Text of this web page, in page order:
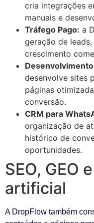
cria integrações
manuais e
Tráfego Pago: a
geração de
crescimento
desenvolve sites
páginas
conversão.
CRM para
organização de
histórico de
oportunidades.
SEO, GEO
artificial
A DropFlow também